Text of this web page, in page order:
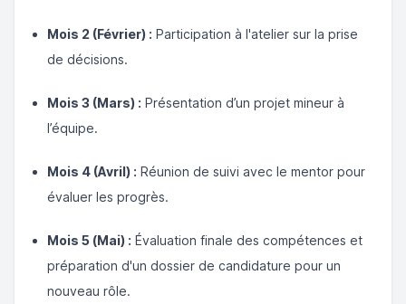
Mois 2 (Février) : Participation à l'atelier sur la prise
de décisions.
Mois 3 (Mars) : Présentation d’un projet mineur à
l’équipe.
Mois 4 (Avril) : Réunion de suivi avec le mentor pour
évaluer les progrès.
Mois 5 (Mai) : Évaluation finale des compétences et
préparation d'un dossier de candidature pour un
nouveau rôle.